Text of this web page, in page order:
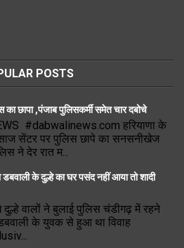
POSTS
छापा ,पंजाब पुलिसकर्मी समेत चार दबोचे
#dabwalinews.com हरियाणा के
सेंटर पर पुलिस छापे का सनसनीखेज
ने देर रात म...
के दुल्हे का घर पसंद नहीं आया तो शादी
वालों ने बुलाई पुलिस चंडीगढ़ में रहने
के युवक से हुआ था विवाह